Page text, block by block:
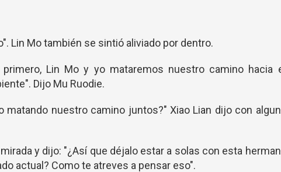
Lin Mo también se sintió aliviado por dentro.
primero, Lin Mo y yo mataremos nuestro camino hacia
Dijo Mu Ruodie.
matando nuestro camino juntos?" Xiao Lian dijo con
y dijo: "¿Así que déjalo estar a solas con esta
actual? Como te atreves a pensar eso".